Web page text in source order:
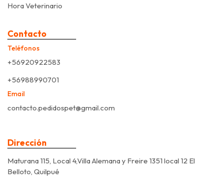
Hora Veterinario
Contacto
Teléfonos
+56920922583
+56988990701
Email
contacto.pedidospet@gmail.com
Dirección
Maturana 115, Local 4,Villa Alemana y Freire 1351 local 12 El
Belloto, Quilpué